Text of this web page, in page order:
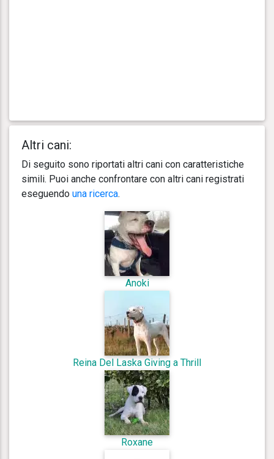
Altri cani:
Di seguito sono riportati altri cani con caratteristiche
simili. Puoi anche confrontare con altri cani registrati
eseguendo una ricerca.
Anoki
Reina Del Laska Giving a Thrill
Roxane